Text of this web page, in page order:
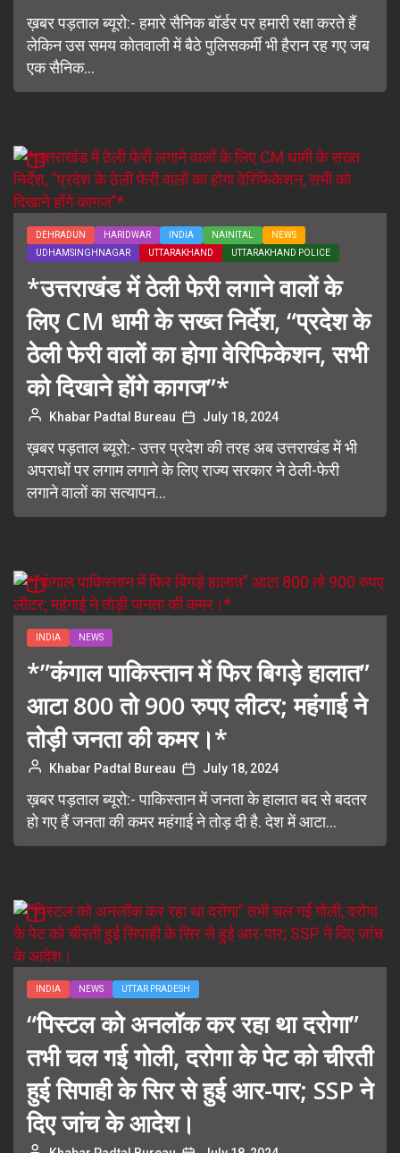
ख़बर पड़ताल ब्यूरो:- हमारे सैनिक बॉर्डर पर हमारी रक्षा करते हैं
लेकिन उस समय कोतवाली में बैठे पुलिसकर्मी भी हैरान रह गए जब
एक सैनिक...
DEHRADUN HARIDWAR INDIA NAINITAL
NEWS
UDHAMSINGHNAGAR
UTTARAKHAND UTTARAKHAND POLICE
*उत्तराखंड में ठेली फेरी लगाने वालों के
लिए CM धामी के सख्त निर्देश, “प्रदेश के
ठेली फेरी वालों का होगा वेरिफिकेशन, सभी
को दिखाने होंगे कागज”*
Khabar Padtal Bureau July 18, 2024
ख़बर पड़ताल ब्यूरो:- उत्तर प्रदेश की तरह अब उत्तराखंड में भी
अपराधों पर लगाम लगाने के लिए राज्य सरकार ने ठेली-फेरी
लगाने वालों का सत्यापन...
INDIA NEWS
*”कंगाल पाकिस्तान में फिर बिगड़े हालात”
आटा 800 तो 900 रुपए लीटर; महंगाई ने
तोड़ी जनता की कमर।*
Khabar Padtal Bureau July 18, 2024
ख़बर पड़ताल ब्यूरो:- पाकिस्तान में जनता के हालात बद से बदतर
हो गए हैं जनता की कमर महंगाई ने तोड़ दी है. देश में आटा...
INDIA NEWS UTTAR PRADESH
“पिस्टल को अनलॉक कर रहा था दरोगा”
तभी चल गई गोली, दरोगा के पेट को चीरती
हुई सिपाही के सिर से हुई आर-पार; SSP ने
दिए जांच के आदेश।